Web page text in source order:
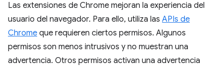
Las extensiones de Chrome mejoran la experiencia del
usuario del navegador. Para ello, utiliza las APIs de
Chrome que requieren ciertos permisos. Algunos
permisos son menos intrusivos y no muestran una
advertencia. Otros permisos activan una advertencia